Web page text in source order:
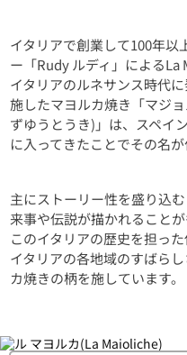
イタリアで創業して100年以
ー「Rudy ルディ」によるLa
イタリアのルネサンス時代
施したマヨルカ焼き「マジ
ずゆうとうき)」は、スペイ
に入ってきたことでその名が
主にストーリー性を盛り込
来事や伝説が描かれることが
このイタリアの歴史を担っ
イタリアの各地域のすばら
カ焼きの柄を施しています。